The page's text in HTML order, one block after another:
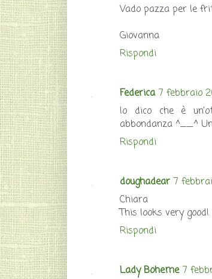
Vado pazza per le
Giovanna
Rispondi
Federica 7 febbraio
Io dico che è
abbondanza ^__^
Rispondi
doughadear 7
Chiara
This looks very
Rispondi
Lady Boheme 7